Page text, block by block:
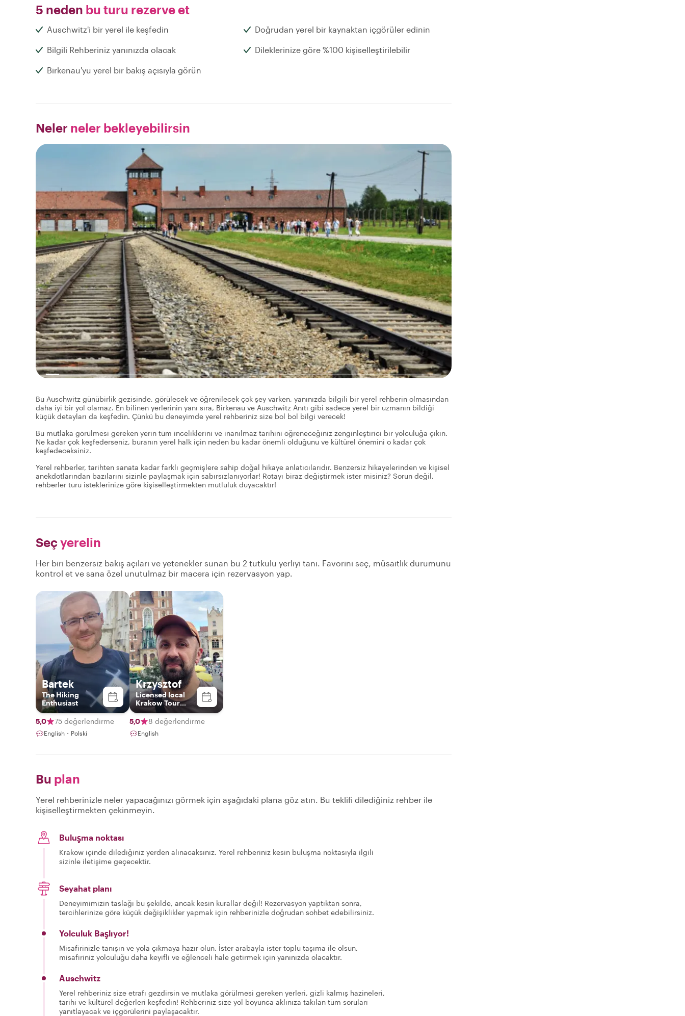
5 neden bu turu rezerve et
Auschwitz'i bir yerel ile keşfedin Doğrudan yerel bir kaynaktan içgörüler edinin
Bilgili Rehberiniz yanınızda olacak Dileklerinize göre %100 kişiselleştirilebilir
Birkenau'yu yerel bir bakış açısıyla görün
Neler neler bekleyebilirsin
Bu Auschwitz günübirlik gezisinde, görülecek ve öğrenilecek çok şey varken, yanınızda bilgili bir yerel rehberin olmasından
daha iyi bir yol olamaz. En bilinen yerlerinin yanı sıra, Birkenau ve Auschwitz Anıtı gibi sadece yerel bir uzmanın bildiği
küçük detayları da keşfedin. Çünkü bu deneyimde yerel rehberiniz size bol bol bilgi verecek!
Bu mutlaka görülmesi gereken yerin tüm inceliklerini ve inanılmaz tarihini öğreneceğiniz zenginleştirici bir yolculuğa çıkın.
Ne kadar çok keşfederseniz, buranın yerel halk için neden bu kadar önemli olduğunu ve kültürel önemini o kadar çok
keşfedeceksiniz.
Yerel rehberler, tarihten sanata kadar farklı geçmişlere sahip doğal hikaye anlatıcılarıdır. Benzersiz hikayelerinden ve kişisel
anekdotlarından bazılarını sizinle paylaşmak için sabırsızlanıyorlar! Rotayı biraz değiştirmek ister misiniz? Sorun değil,
rehberler turu isteklerinize göre kişiselleştirmekten mutluluk duyacaktır!
Seçyerelin
Her biri benzersiz bakış açıları ve yetenekler sunan bu 2 tutkulu yerliyi tanı. Favorini seç, müsaitlik durumunu
kontrol et ve sana özel unutulmaz bir macera için rezervasyon yap.
Bartek
The Hiking
Enthusiast
5,0 75 değerlendirme
English・Polski
Krzysztof
Licensed local
Krakow Tour
Guide
5,0
8 değerlendirme
English
Bu plan
Yerel rehberinizle neler yapacağınızı görmek için aşağıdaki plana göz atın. Bu teklifi dilediğiniz rehber ile
kişiselleştirmekten çekinmeyin.
Buluşma noktası
Krakow içinde dilediğiniz yerden alınacaksınız. Yerel rehberiniz kesin buluşma noktasıyla ilgili
sizinle iletişime geçecektir.
Seyahat planı
Deneyimimizin taslağı bu şekilde, ancak kesin kurallar değil! Rezervasyon yaptıktan sonra,
tercihlerinize göre küçük değişiklikler yapmak için rehberinizle doğrudan sohbet edebilirsiniz.
Yolculuk Başlıyor!
Misafirinizle tanışın ve yola çıkmaya hazır olun. İster arabayla ister toplu taşıma ile olsun,
misafiriniz yolculuğu daha keyifli ve eğlenceli hale getirmek için yanınızda olacaktır.
Auschwitz
Yerel rehberiniz size etrafı gezdirsin ve mutlaka görülmesi gereken yerleri, gizli kalmış hazineleri,
tarihi ve kültürel değerleri keşfedin! Rehberiniz size yol boyunca aklınıza takılan tüm soruları
yanıtlayacak ve içgörülerini paylaşacaktır.